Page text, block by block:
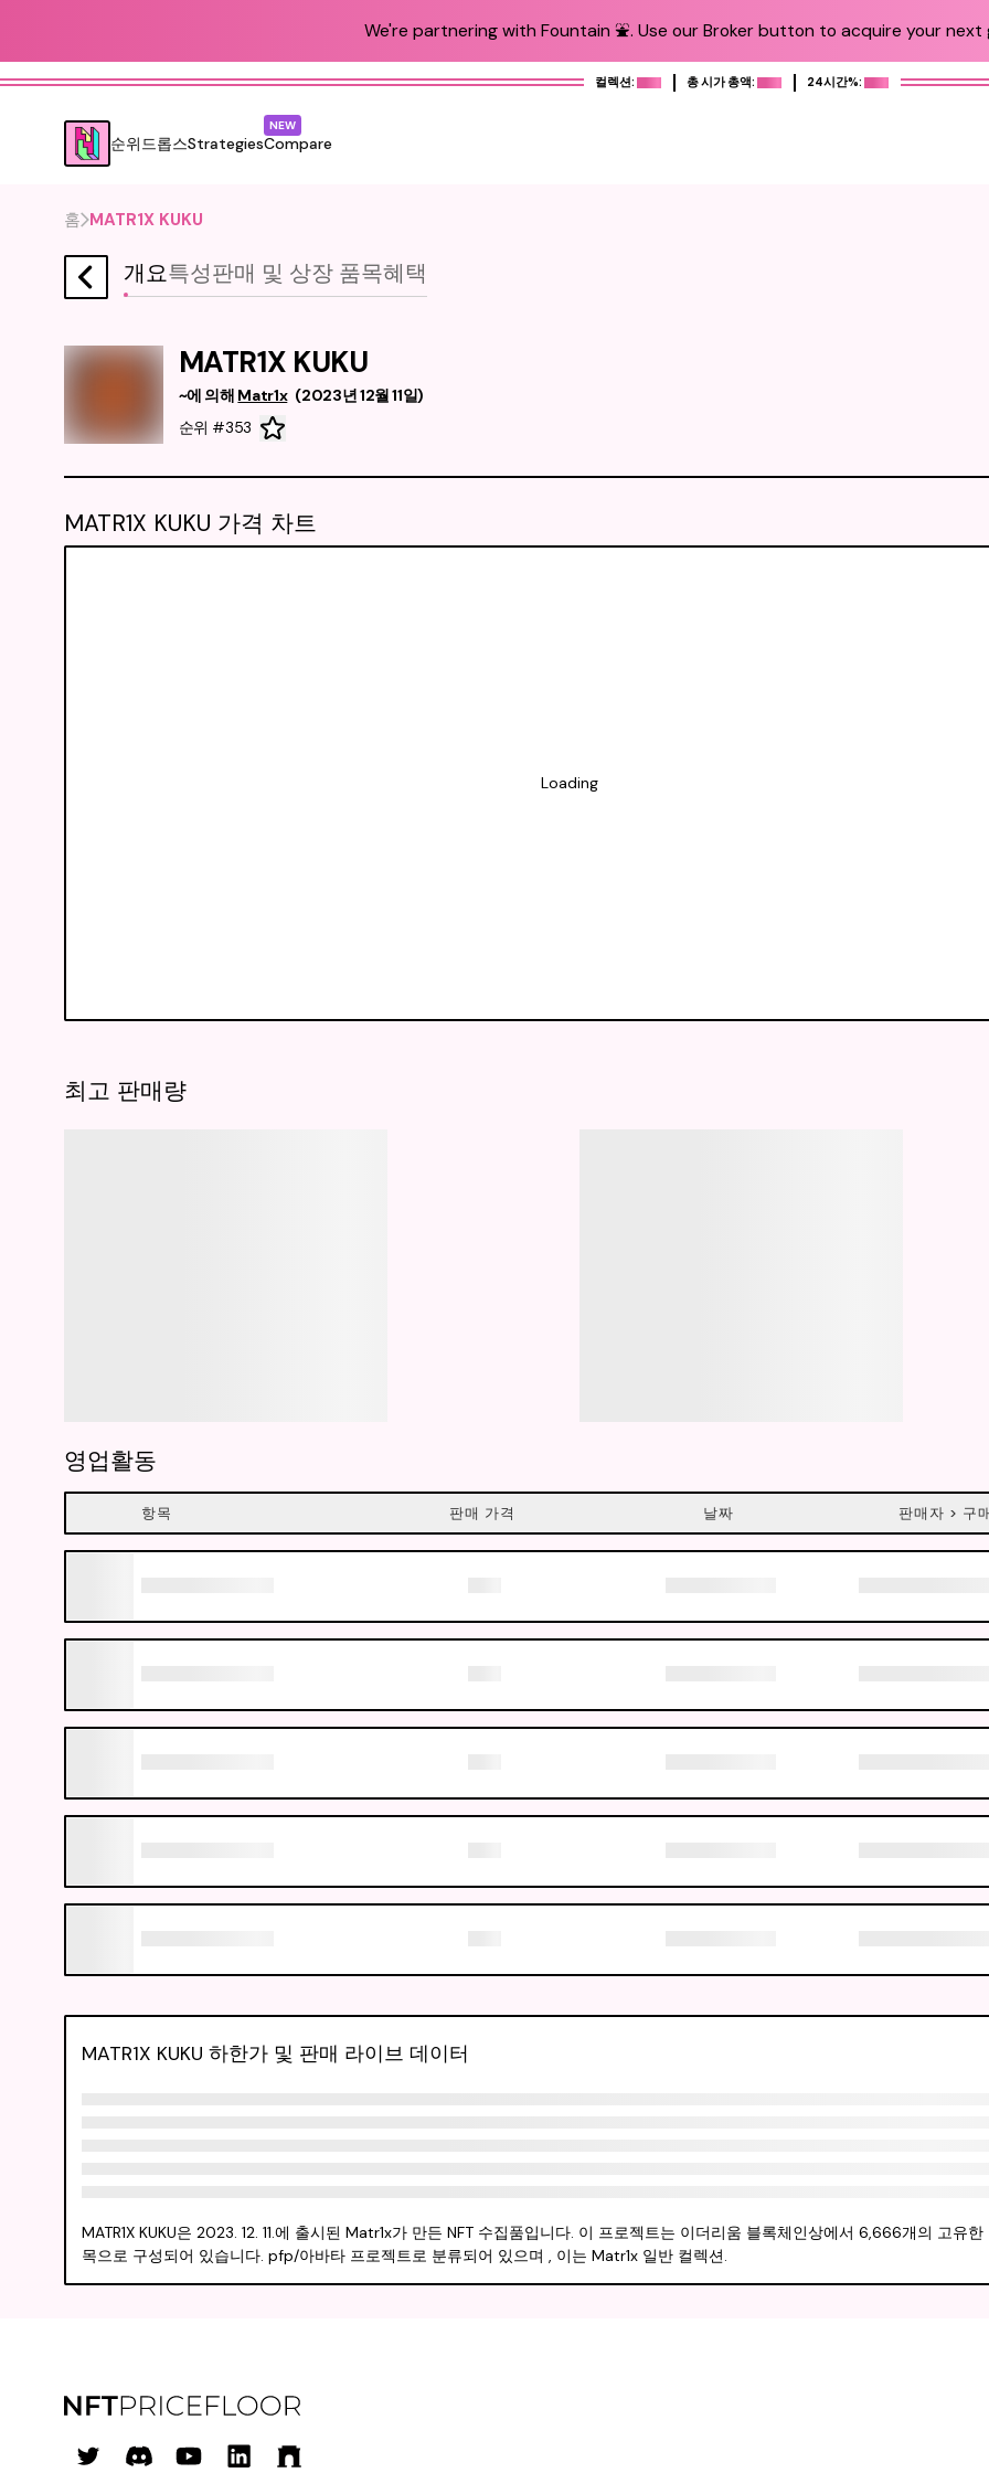
We're partnering with Fountain ⛲️. Use our Broker button to acquire your next
컬렉션: 총 시가 총액: 24시간%:
순위드롭스StrategiesCompare
NEW
홈 MATR1X KUKU
개요특성판매 및 상장 품목혜택
MATR1X KUKU
~에 의해 Matr1x (2023년 12월 11일)
순위 #353
MATR1X KUKU 하한가 및 판매 라이브 데이터
MATR1X KUKU은 2023. 12. 11.에 출시된 Matr1x가 만든 NFT 수집품입니다. 이 프로젝트는 이더리움 블록체인상에서 6,666개의 고유
목으로 구성되어 있습니다. pfp/아바타 프로젝트로 분류되어 있으며 , 이는 Matr1x 일반 컬렉션.
MATR1X KUKU 가격 차트
Loading
최고 판매량
영업활동
항목 판매 가격 날짜 판매자 > 구